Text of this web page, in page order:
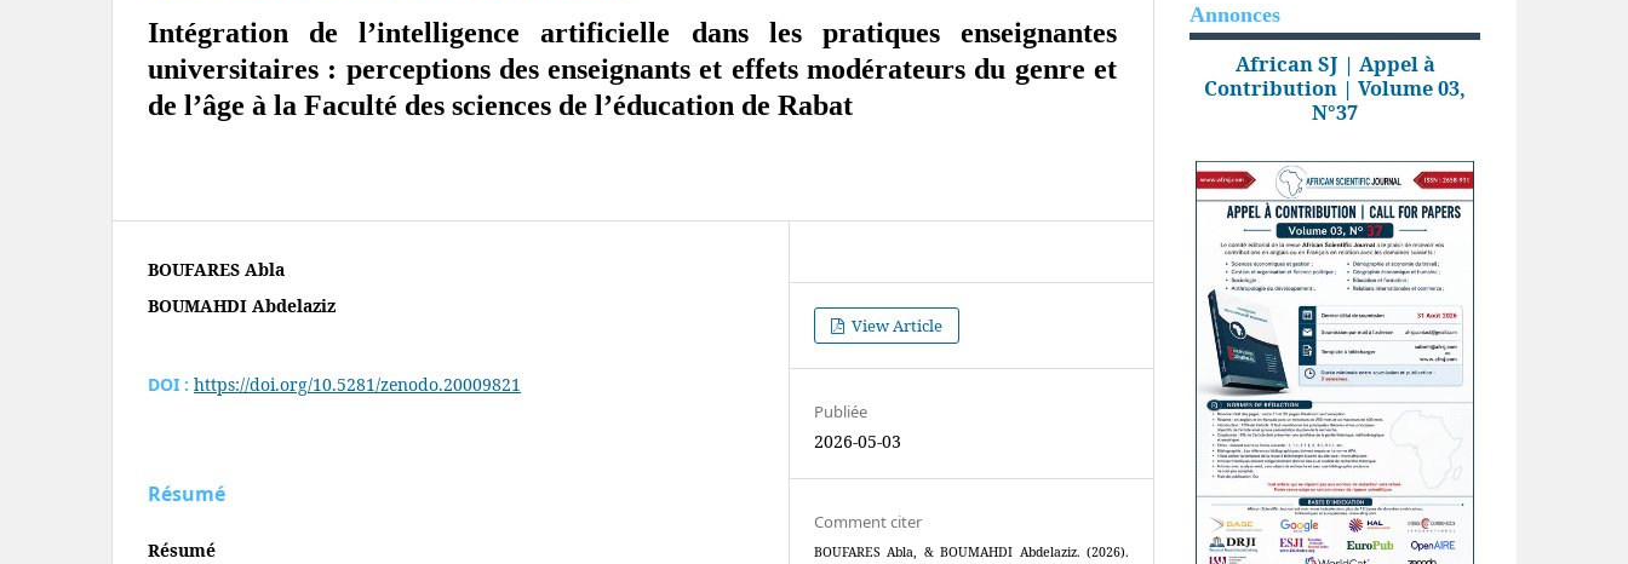
Intégration de l’intelligence artificielle dans les pratiques enseignantes
universitaires : perceptions des enseignants et effets modérateurs du genre et
de l’âge à la Faculté des sciences de l’éducation de Rabat
BOUFARES Abla
BOUMAHDI Abdelaziz
DOI : https://doi.org/10.5281/zenodo.20009821
Résumé
Résumé
View Article
Publiée
2026-05-03
Comment citer
BOUFARES Abla, & BOUMAHDI Abdelaziz. (2026).
Annonces
African SJ | Appel à
Contribution | Volume 03,
N°37